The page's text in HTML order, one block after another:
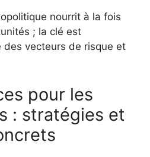
nourrit à la fois
; la clé est
des vecteurs de risque et
pour les
: stratégies et